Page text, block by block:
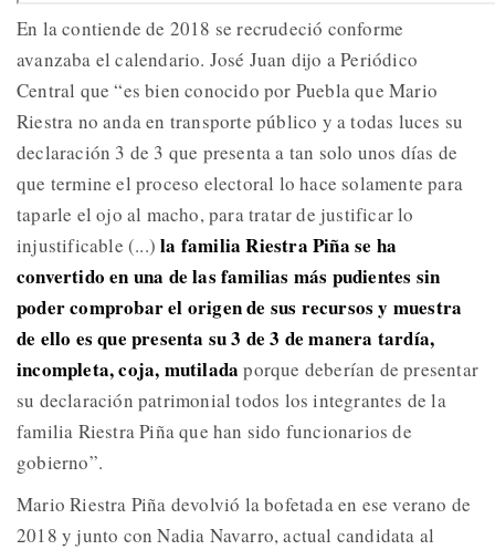
En la contiende de 2018 se recrudeció conforme
avanzaba el calendario. José Juan dijo a Periódico
Central que “es bien conocido por Puebla que Mario
Riestra no anda en transporte público y a todas luces su
declaración 3 de 3 que presenta a tan solo unos días de
que termine el proceso electoral lo hace solamente para
taparle el ojo al macho, para tratar de justificar lo
injustificable (...)la familia Riestra Piña se ha
convertido en una de las familias más pudientes sin
poder comprobar el origen de sus recursos y muestra
de ello es que presenta su 3 de 3 de manera tardía,
incompleta, coja, mutilada porque deberían de presentar
su declaración patrimonial todos los integrantes de la
familia Riestra Piña que han sido funcionarios de
gobierno”.
Mario Riestra Piña devolvió la bofetada en ese verano de
2018 y junto con Nadia Navarro, actual candidata al